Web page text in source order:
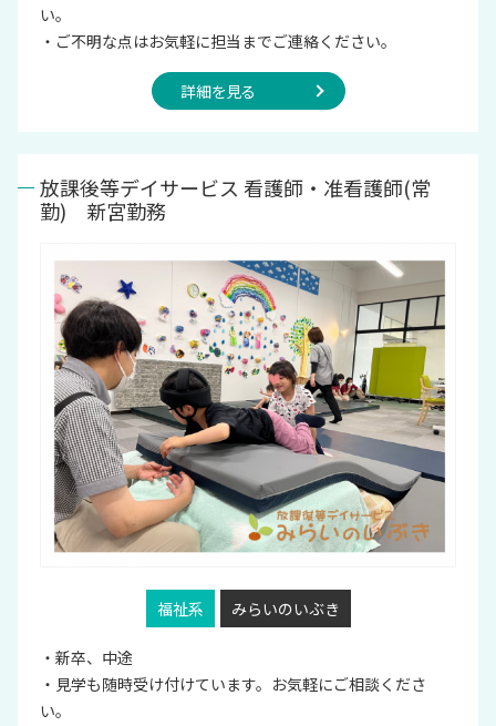
い。
・ご不明な点はお気軽に担当までご連絡ください。
詳細を見る
放課後等デイサービス 看護師・准看護師(常
勤) 新宮勤務
福祉系 みらいのいぶき
・新卒、中途
・見学も随時受け付けています。お気軽にご相談くださ
い。